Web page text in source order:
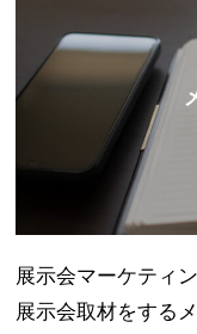
展示会マーケティ
展示会取材をする